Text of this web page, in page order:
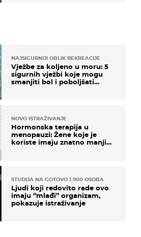
NAJSIGURNIJI OBLIK REKREACIJE
Vježbe za koljeno u moru: 5
sigurnih vježbi koje mogu
smanjiti bol i poboljšati
NOVO ISTRAŽIVANJE
Hormonska terapija u
menopauzi: Žene koje je
koriste imaju znatno manji
STUDIJA NA GOTOVO 1.900 OSOBA
Ljudi koji redovito rade ovo
imaju “mlađi” organizam,
pokazuje istraživanje